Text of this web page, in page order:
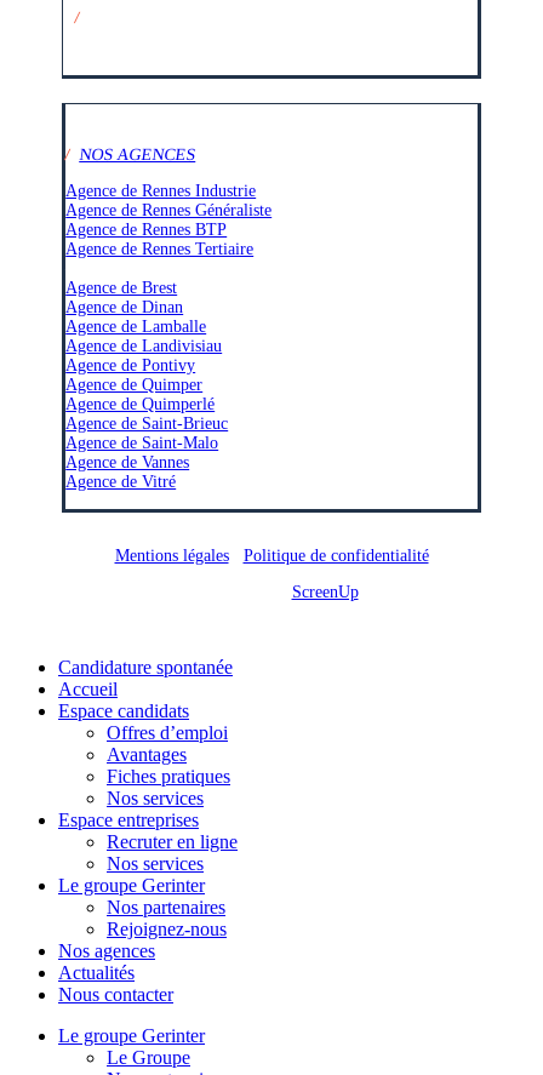
/
/ NOS AGENCES
Agence de Rennes Industrie
Agence de Rennes Généraliste
Agence de Rennes BTP
Agence de Rennes Tertiaire
Agence de Brest
Agence de Dinan
Agence de Lamballe
Agence de Landivisiau
Agence de Pontivy
Agence de Quimper
Agence de Quimperlé
Agence de Saint-Brieuc
Agence de Saint-Malo
Agence de Vannes
Agence de Vitré
Mentions légales/ Politique de confidentialité
ScreenUp
Close
Menu
Candidature spontanée
Accueil
Espace candidats
Offres d’emploi
Avantages
Fiches pratiques
Nos services
Espace entreprises
Recruter en ligne
Nos services
Le groupe Gerinter
Nos partenaires
Rejoignez-nous
Nos agences
Actualités
Nous contacter
Le groupe Gerinter
Le Groupe